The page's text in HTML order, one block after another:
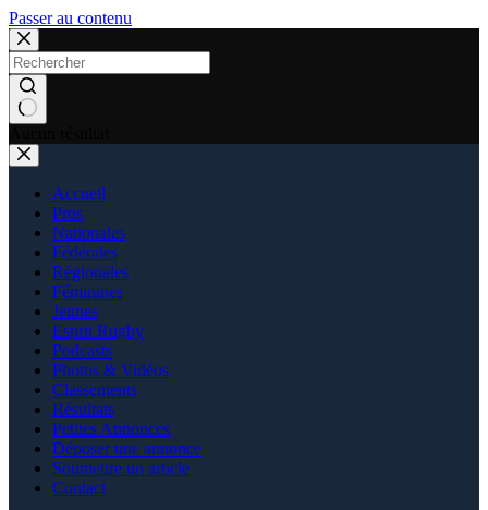
Passer au contenu
Accueil
Pros
Nationales
Fédérales
Régionales
Féminines
Jeunes
Esprit Rugby
Podcasts
Photos & Vidéos
Classements
Résultats
Petites Annonces
Déposer une annonce
Soumettre un article
Contact